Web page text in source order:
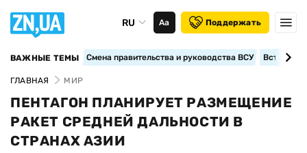
RU Аа Поддержать
ВАЖНЫЕ ТЕМЫ Смена правительства и руководства ВСУ
ГЛАВНАЯ МИР
ПЕНТАГОН ПЛАНИРУЕТ РАЗМЕЩЕНИЕ
РАКЕТ СРЕДНЕЙ ДАЛЬНОСТИ В
СТРАНАХ АЗИИ